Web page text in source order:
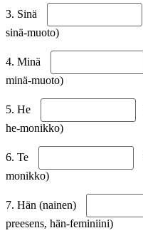
3. Sinä
sinä-muoto)
4. Minä
minä-muoto)
5. He
he-monikko)
6. Te
monikko)
7. Hän (nainen)
preesens, hän-feminiini)